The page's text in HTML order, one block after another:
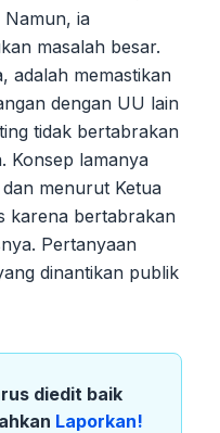
Namun, ia
masalah besar.
adalah memastikan
dengan UU lain
tidak bertabrakan
Konsep lamanya
menurut Ketua
karena bertabrakan
Pertanyaan
dinantikan publik
diedit baik
Laporkan!